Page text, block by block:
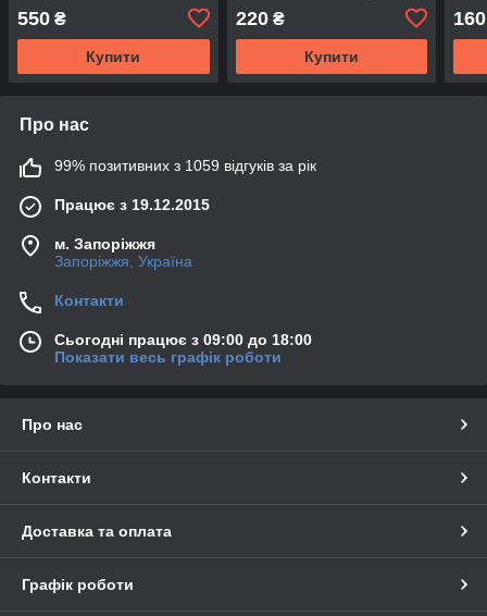
550 ₴
Купити
220₴
Купити
160
Про нас
99% позитивних з 1059 відгуків за рік
Працює з 19.12.2015
м. Запоріжжя
Запоріжжя, Україна
Контакти
Сьогодні працює з 09:00 до 18:00
Показати весь графік роботи
Про нас
Контакти
Доставка та оплата
Графік роботи